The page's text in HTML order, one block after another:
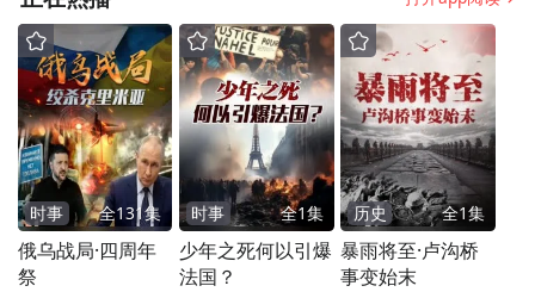
时事 全131集
俄乌战局·四周年
祭
时事 全1集
少年之死何以引爆
法国？
历史 全1集
暴雨将至·卢沟桥
事变始末